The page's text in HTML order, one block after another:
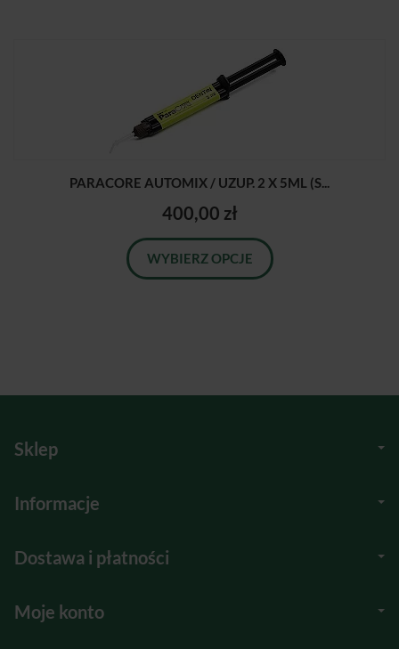
PARACORE AUTOMIX / UZUP. 2 X 5ML (S...
400,00 zł
WYBIERZ OPCJE
Sklep
Informacje
Dostawa i płatności
Moje konto